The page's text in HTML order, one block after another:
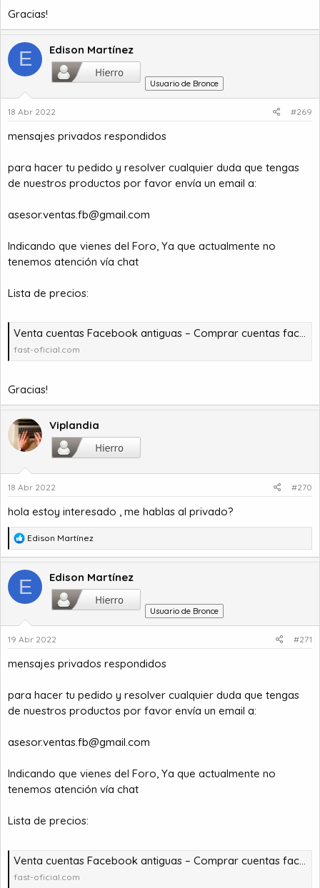
Gracias!
E Edison Martínez
Usuario de Bronce
18 Abr 2022 #269
mensajes privados respondidos
para hacer tu pedido y resolver cualquier duda que tengas
de nuestros productos por favor envía un email a:
asesor.ventas.fb@gmail.com
Indicando que vienes del Foro, Ya que actualmente no
tenemos atención vía chat
Lista de precios:
Venta cuentas Facebook antiguas – Comprar cuentas facebook – comprar cuentas facebook – comprar cuentas gmail
fast-oficial.com
Gracias!
Viplandia
18 Abr 2022 #270
hola estoy interesado , me hablas al privado?
R
e
c
i
n
e
:
Edison Martínez
E Edison Martínez
Usuario de Bronce
19 Abr 2022 #271
mensajes privados respondidos
para hacer tu pedido y resolver cualquier duda que tengas
de nuestros productos por favor envía un email a:
asesor.ventas.fb@gmail.com
Indicando que vienes del Foro, Ya que actualmente no
tenemos atención vía chat
Lista de precios:
Venta cuentas Facebook antiguas – Comprar cuentas facebook – comprar cuentas facebook – comprar cuentas gmail
fast-oficial.com